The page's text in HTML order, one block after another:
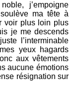
j’empoigne
ma tête à
voir plus loin plus
je me descends
l’interminable
yeux hagards
aux vêtements
aucune émotions
résignation sur